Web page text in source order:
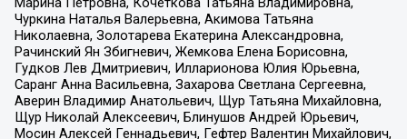
Чуркина Наталья Валерьевна, Акимова Татьяна
Николаевна, Золотарева Екатерина Александровна,
Рачинский Ян Збигневич, Жемкова Елена Борисовна,
Гудков Лев Дмитриевич, Илларионова Юлия Юрьевна,
Саранг Анна Васильевна, Захарова Светлана Сергеевна,
Аверин Владимир Анатольевич, Щур Татьяна Михайловна,
Щур Николай Алексеевич, Блинушов Андрей Юрьевич,
Мосин Алексей Геннадьевич, Гефтер Валентин Михайлович,